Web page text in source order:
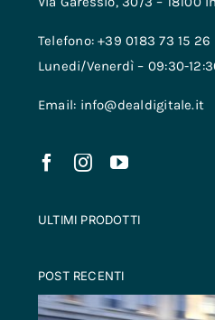
Telefono: +39 0183 73 15 26
Lunedi/Venerdì – 09:30-
Email: info@dealdigitale.it
ULTIMI PRODOTTI
POST RECENTI